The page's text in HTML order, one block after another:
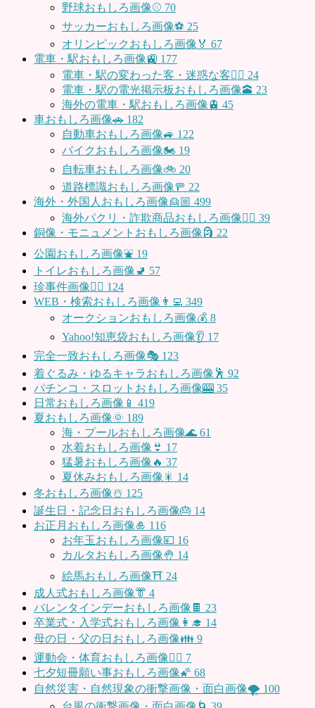
野球おもしろ画像⚾ 70
サッカーおもしろ画像⚽️ 25
オリンピックおもしろ画像🏅 67
電車・駅おもしろ画像🚉 177
電車・駅の変わった客・迷惑な客🤦‍♀️ 24
電車・駅の電光掲示板おもしろ画像🕋 23
海外の電車・駅おもしろ画像🚊 45
車おもしろ画像🚗 182
自動車おもしろ画像🚙 122
バイクおもしろ画像🏍 19
自転車おもしろ画像🚲 20
道路標識おもしろ画像🚥 22
海外・外国人おもしろ画像👱🏼 499
海外パクリ・詐欺商品おもしろ画像🙅‍♀️ 39
銅像・モニュメントおもしろ画像🗿 22
公園おもしろ画像⛲️ 19
トイレおもしろ画像🚽 57
珍事件画像👮‍♂️ 124
WEB・検索おもしろ画像👨‍💻 349
オークションおもしろ画像💰 8
Yahoo!知恵袋おもしろ画像👂 17
完全一致おもしろ画像🎭 123
着ぐるみ・ゆるキャラおもしろ画像🕺 92
パチンコ・スロットおもしろ画像🎰 35
日常おもしろ画像📱 419
夏おもしろ画像🌞 189
海・プールおもしろ画像🌊 61
水着おもしろ画像👙 17
猛暑おもしろ画像🔥 37
夏休みおもしろ画像🎇 14
冬おもしろ画像☃️ 125
誕生日・記念日おもしろ画像🎂 14
お正月おもしろ画像🎍 116
お年玉おもしろ画像💴 16
カルタおもしろ画像🤚 14
絵馬おもしろ画像⛩ 24
成人式おもしろ画像👘 4
バレンタインデーおもしろ画像🍫 23
卒業式・入学式おもしろ画像👩‍🎓 14
母の日・父の日おもしろ画像👪 9
運動会・体育おもしろ画像🤸‍♂️ 7
七夕短冊願い事おもしろ画像🌠 68
自然災害・自然現象の衝撃画像・面白画像🌪 100